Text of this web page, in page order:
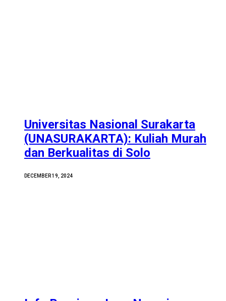
Universitas Nasional Surakarta
(UNASURAKARTA): Kuliah Murah
dan Berkualitas di Solo
DECEMBER 19, 2024